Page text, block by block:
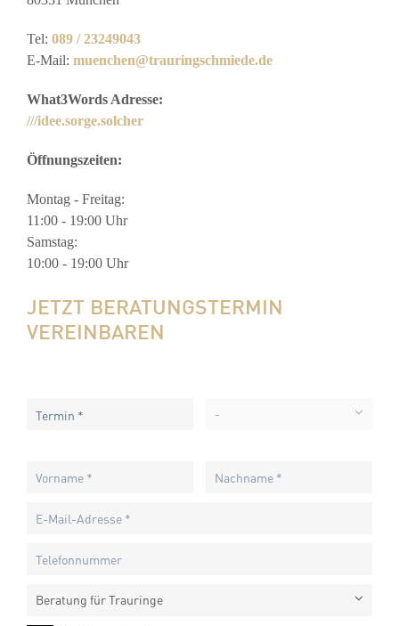
Tel: 089 / 23249043
E-Mail: muenchen@trauringschmiede.de
What3Words Adresse:
///idee.sorge.solcher
Öffnungszeiten:
Montag - Freitag:
11:00 - 19:00 Uhr
Samstag:
10:00 - 19:00 Uhr
JETZT BERATUNGSTERMIN
VEREINBAREN
Termin * -
Beratung für Trauringe